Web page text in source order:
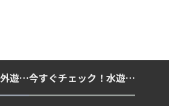
今すぐチェック！外遊びの紫外線対策・日差し快適化計画｜帽子・日傘・ウェア・日焼け止めを総まとめ☀️🏕️👓 今すぐチェック！水遊び・海水浴の快適化計画｜浮き輪・服装・日陰・安全対策を総まとめ🏖️🌊✨